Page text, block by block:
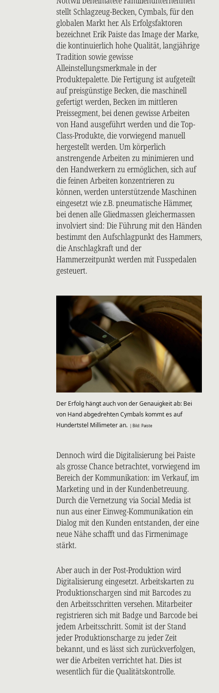
stellt Schlagzeug-Becken, Cymbals, für den
globalen Markt her. Als Erfolgsfaktoren
bezeichnet Erik Paiste das Image der Marke,
die kontinuierlich hohe Qualität, langjährige
Tradition sowie gewisse
Alleinstellungsmerkmale in der
Produktepalette. Die Fertigung ist aufgeteilt
auf preisgünstige Becken, die maschinell
gefertigt werden, Becken im mittleren
Preissegment, bei denen gewisse Arbeiten
von Hand ausgeführt werden und die Top-
Class-Produkte, die vorwiegend manuell
hergestellt werden. Um körperlich
anstrengende Arbeiten zu minimieren und
den Handwerkern zu ermöglichen, sich auf
die feinen Arbeiten konzentrieren zu
können, werden unterstützende Maschinen
eingesetzt wie z.B. pneumatische Hämmer,
bei denen alle Gliedmassen gleichermassen
involviert sind: Die Führung mit den Händen
bestimmt den Aufschlagpunkt des Hammers,
die Anschlagkraft und der
Hammerzeitpunkt werden mit Fusspedalen
gesteuert.
Der Erfolg hängt auch von der Genauigkeit ab: Bei
von Hand abgedrehten Cymbals kommt es auf
Hundertstel Millimeter an. | Bild: Paiste
Dennoch wird die Digitalisierung bei Paiste
als grosse Chance betrachtet, vorwiegend im
Bereich der Kommunikation: im Verkauf, im
Marketing und in der Kundenbetreuung.
Durch die Vernetzung via Social Media ist
nun aus einer Einweg-Kommunikation ein
Dialog mit den Kunden entstanden, der eine
neue Nähe schafft und das Firmenimage
stärkt.
Aber auch in der Post-Produktion wird
Digitalisierung eingesetzt. Arbeitskarten zu
Produktionschargen sind mit Barcodes zu
den Arbeitsschritten versehen. Mitarbeiter
registrieren sich mit Badge und Barcode bei
jedem Arbeitsschritt. Somit ist der Stand
jeder Produktionscharge zu jeder Zeit
bekannt, und es lässt sich zurückverfolgen,
wer die Arbeiten verrichtet hat. Dies ist
wesentlich für die Qualitätskontrolle.